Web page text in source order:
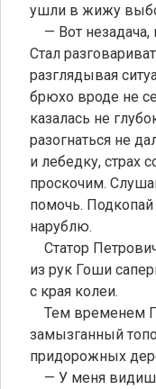
ушли в жижу
— Вот незадача,
Стал
разглядывая
брюхо вроде не
казалась не
разогнаться не
и лебедку, страх
проскочим.
помочь. Подкопай
нарублю.
Статор
из рук Гоши
с края колеи.
Тем временем
замызганный
придорожных
— У меня